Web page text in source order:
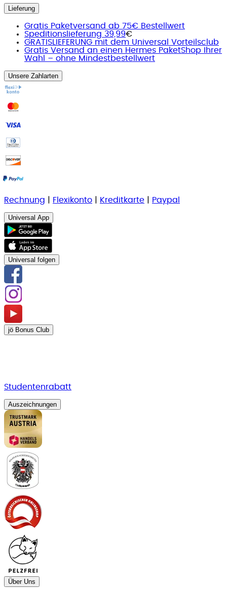
Lieferung
Gratis Paketversand ab 75€ Bestellwert
Speditionslieferung 39,99€
GRATISLIEFERUNG mit dem Universal Vorteilsclub
Gratis Versand an einen Hermes PaketShop Ihrer
Wahl – ohne Mindestbestellwert
Unsere Zahlarten
Rechnung Flexikonto Kreditkarte Paypal
Universal App
Universal folgen
jö Bonus Club
Studentenrabatt
Auszeichnungen
Über Uns